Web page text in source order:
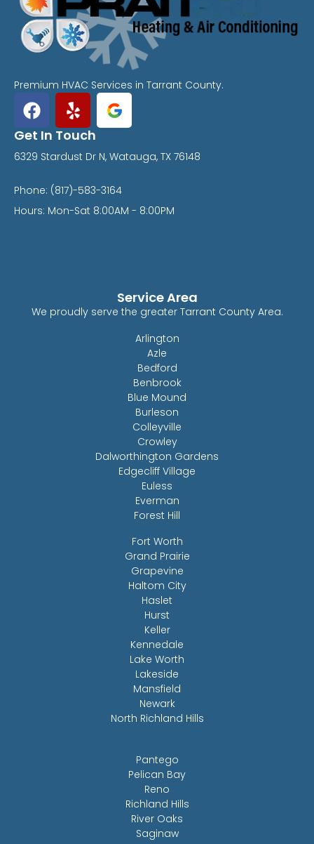
Premium HVAC Services in Tarrant County.
Service Area
We proudly serve the greater Tarrant County Area.
Arlington
Azle
Bedford
Benbrook
Blue Mound
Burleson
Colleyville
Crowley
Dalworthington Gardens
Edgecliff Village
Euless
Everman
Forest Hill
Fort Worth
Grand Prairie
Grapevine
Haltom City
Haslet
Hurst
Keller
Kennedale
Lake Worth
Lakeside
Mansfield
Newark
North Richland Hills
Pantego
Pelican Bay
Reno
Richland Hills
River Oaks
Saginaw
Get In Touch
6329 Stardust Dr N, Watauga, TX 76148
Phone: (817)-583-3164
Hours: Mon-Sat 8:00AM - 8:00PM